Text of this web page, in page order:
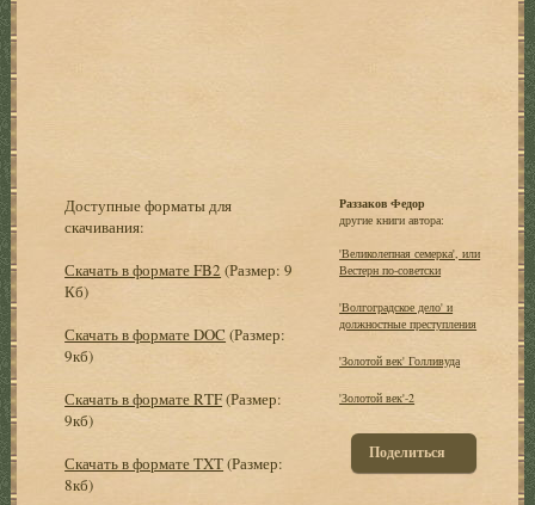
Доступные форматы для
скачивания:
Скачать в формате FB2 (Размер: 9
Кб)
Скачать в формате DOC (Размер:
9кб)
Скачать в формате RTF(Размер:
9кб)
Скачать в формате TXT(Размер:
8кб)
Раззаков Федор
другие книги автора:
'Великолепная семерка', или
Вестерн по-советски
'Волгоградское дело' и
должностные преступления
'Золотой век' Голливуда
'Золотой век'-2
Поделиться